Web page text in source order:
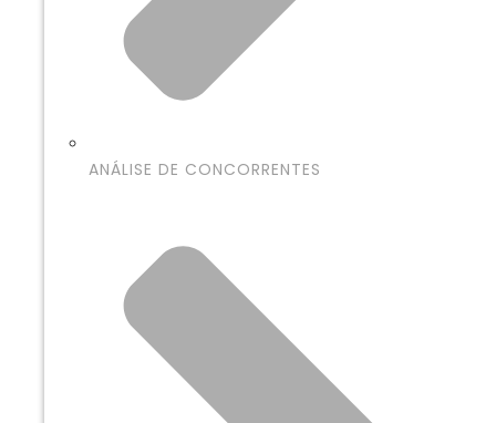
ANÁLISE DE CONCORRENTES